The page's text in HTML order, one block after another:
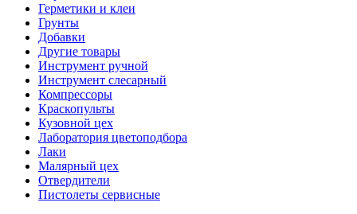
Герметики и клеи
Грунты
Добавки
Другие товары
Инструмент ручной
Инструмент слесарный
Компрессоры
Краскопульты
Кузовной цех
Лаборатория цветоподбора
Лаки
Малярный цех
Отвердители
Пистолеты сервисные